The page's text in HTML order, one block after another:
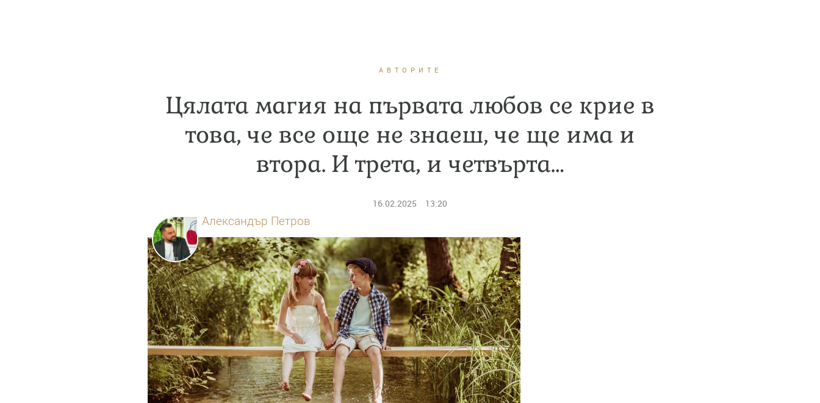
АВТОРИТЕ
Цялата магия на първата любов се крие в
това, че все още не знаеш, че ще има и
втора. И трета, и четвърта…
16.02.2025 13:20
Александър Петров